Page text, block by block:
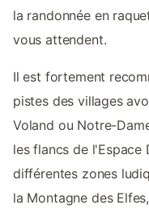
la randonnée en
vous attendent.
Il est fortement
pistes des villages
Voland ou Notre-
les flancs de l'Espace
différentes zones
la Montagne des